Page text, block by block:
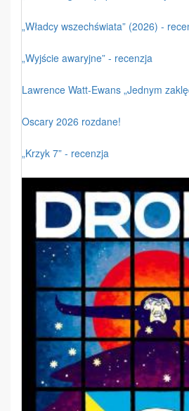
„Władcy wszechświata” (2026) -
„Wyjście awaryjne” - recenzja
Lawrence Watt-Ewans „Jednym
Oscary 2026 rozdane!
„Krzyk 7” - recenzja